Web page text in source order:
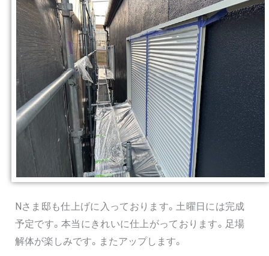
Nさま邸も仕上げに入っております。土曜日には完成
予定です。本当にきれいに仕上がっております。足場
解体が楽しみです。またアップします。